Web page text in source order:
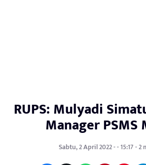
RUPS: Mulyadi
Manager PSMS
Sabtu, 2 April 2022 - - 15:17 -